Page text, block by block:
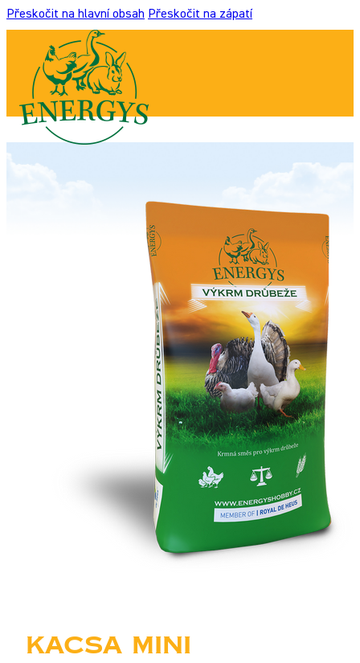
Přeskočit na hlavní obsah Přeskočit na zápatí
KACSA MINI